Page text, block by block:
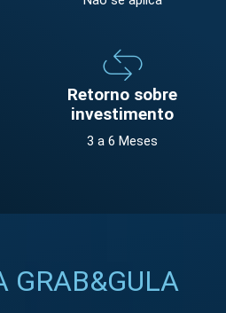
Retorno sobre
investimento
3 a 6 Meses
GRAB&GULA